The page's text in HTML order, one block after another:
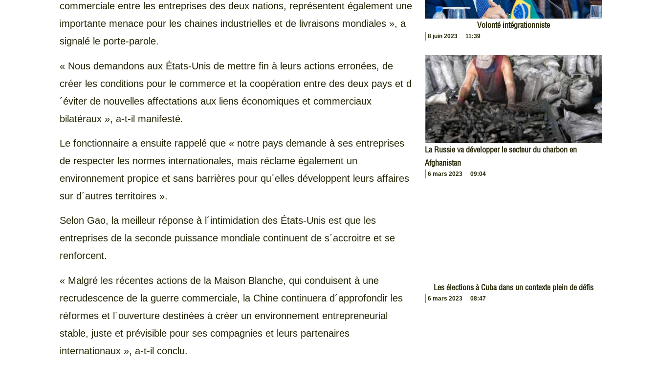
commerciale entre les entreprises des deux nations, représentent également une
importante menace pour les chaines industrielles et de livraisons mondiales », a
signalé le porte-parole.
« Nous demandons aux États-Unis de mettre fin à leurs actions erronées, de
créer les conditions pour le commerce et la coopération entre des deux pays et d
´éviter de nouvelles affectations aux liens économiques et commerciaux
bilatéraux », a-t-il manifesté.
Le fonctionnaire a ensuite rappelé que « notre pays demande à ses entreprises
de respecter les normes internationales, mais réclame également un
environnement propice et sans barrières pour qu´elles développent leurs affaires
sur d´autres territoires ».
Selon Gao, la meilleur réponse à l´intimidation des États-Unis est que les
entreprises de la seconde puissance mondiale continuent de s´accroitre et se
renforcent.
« Malgré les récentes actions de la Maison Blanche, qui conduisent à une
recrudescence de la guerre commerciale, la Chine continuera d´approfondir les
réformes et l´ouverture destinées à créer un environnement entrepreneurial
stable, juste et prévisible pour ses compagnies et leurs partenaires
internationaux », a-t-il conclu.
Volonté intégrationniste
8 juin 2023 11:39
La Russie va développer le secteur du charbon en
Afghanistan
6 mars 2023 09:04
Les élections à Cuba dans un contexte plein de défis
6 mars 2023 08:47